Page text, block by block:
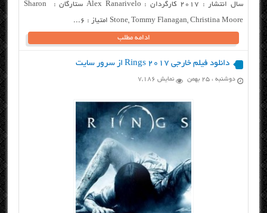
سال انتشار : ۲۰۱۷ کارگردان : Alex Ranarivelo ستارگان : Sharon
Stone, Tommy Flanagan, Christina Moore امتیاز : ۶...
ادامه مطلب
دانلود فیلم خارجی Rings 2017 از سرور سایت
دوشنبه ، ۲۵ بهمن نمایش 7,186